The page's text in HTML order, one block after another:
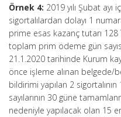
Örnek 4: 2019 yılı Şubat
sigortalılardan dolayı 1
prime esas kazanç tutarı 128
toplam prim ödeme gün
21.1.2020 tarihinde Kurum
önce işleme alınan belgede/
bildirimi yapılan 2
sayılarının 30 güne
nedeniyle yapılacak olan 15